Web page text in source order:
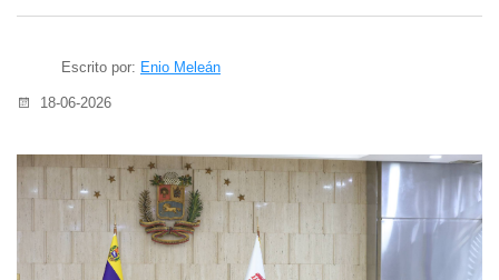
Escrito por: Enio Meleán
18-06-2026